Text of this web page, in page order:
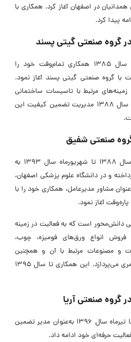
در اصفهان آغاز کرد. همکاری با
گروه صنعتی گیتی پسند
دکتر شیخ ابومسعودی در سال 1385 همکاری تمام‌وقت خود را
با گروه صنعتی گیتی پسند آغاز نمود.
مرتبط با تاسیسات ساختمانی
فعالیت می‌کند. وی تا پایان سال 1388 مدیریت تضمین کیفیت این
صنعتی شفیق
آقای شیخ ابومسعودی از سال 1388 تا شهریورماه سال 1393 به
و در دانشگاه علوم پزشکی اصفهان،
مشاور مدیرعامل، همکاری خود را با
آغاز نمود.
دانش‌محور است که به فعالیت در زمینه
و فروش انواع ورق‌های فومیزه، چوب،
و مصنوعات مرتبط با آن و همچنین
محصولات و مواد اولیه پلیمری می‌پردازد. این همکاری تا سال 1395
گروه صنعتی آریا
او از مردادماه سال 1395 تا تیرماه سال 1396 به‌عنوان مدیر تضمین
حرفه‌ای خود ادامه داد.